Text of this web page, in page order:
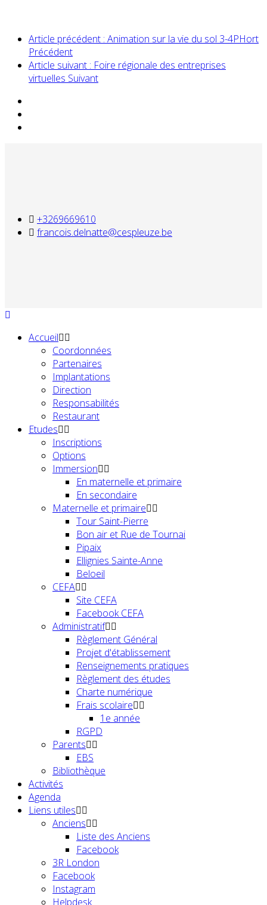
Article précédent : Animation sur la vie du sol 3-4PHort
Précédent
Article suivant : Foire régionale des entreprises
virtuelles Suivant
+3269669610
francois.delnatte@cespleuze.be
Accueil
Coordonnées
Partenaires
Implantations
Direction
Responsabilités
Restaurant
Etudes
Inscriptions
Options
Immersion
En maternelle et primaire
En secondaire
Maternelle et primaire
Tour Saint-Pierre
Bon air et Rue de Tournai
Pipaix
Ellignies Sainte-Anne
Beloeil
CEFA
Site CEFA
Facebook CEFA
Administratif
Règlement Général
Projet d'établissement
Renseignements pratiques
Règlement des études
Charte numérique
Frais scolaire
1e année
RGPD
Parents
EBS
Bibliothèque
Activités
Agenda
Liens utiles
Anciens
Liste des Anciens
Facebook
3R London
Facebook
Instagram
Helpdesk